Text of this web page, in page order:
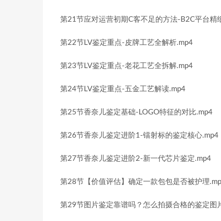
第21节应对运营初期C客不足的方法-B2C平台精
第22节LV鉴定重点-皮牌工艺全解析.mp4
第23节LV鉴定重点-老花工艺全拆解.mp4
第24节LV鉴定重点-五金工艺解读.mp4
第25节香奈儿鉴定基础-LOGO特征的对比.mp4
第26节香奈儿鉴定进阶1-镭射标的鉴定核心.mp4
第27节香奈儿鉴定进阶2-新一代芯片鉴定.mp4
第28节【价值评估】确定一款包包是否被护理
第29节图片鉴定靠谱吗？怎么拍摄合格的鉴定图